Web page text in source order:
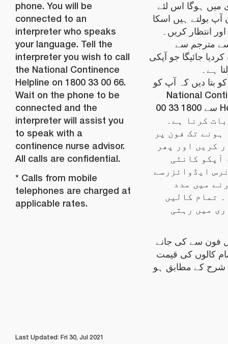
phone. You will be
connected to an
interpreter who speaks
your language. Tell the
interpreter you wish to call
the National Continence
Helpline on 1800 33 00 66.
Wait on the phone to be
connected and the
interpreter will assist you
to speak with a
continence nurse advisor.
All calls are confidential.
* Calls from mobile
telephones are charged at
applicable rates.
میں ہوگا اس لئے
آپ بولتے ہیں اسکا
انتظار کریں۔
مترجم سے
جائیگا جو آپکی
ہے۔
بتا دیں کہ آپ کو
National
Helpline سے 1800 33 00
بات کرنا ہے۔
ہونے تک فون پر
کریں اور پھر
آپکو کانٹی
ایڈوائزرسے
میں مدد
تمام کالیں
میں رہتی
فون سے کی جانے
کالوں کی قیمت
شرح کے مطابق ہو
Last Updated: Fri 30, Jul 2021